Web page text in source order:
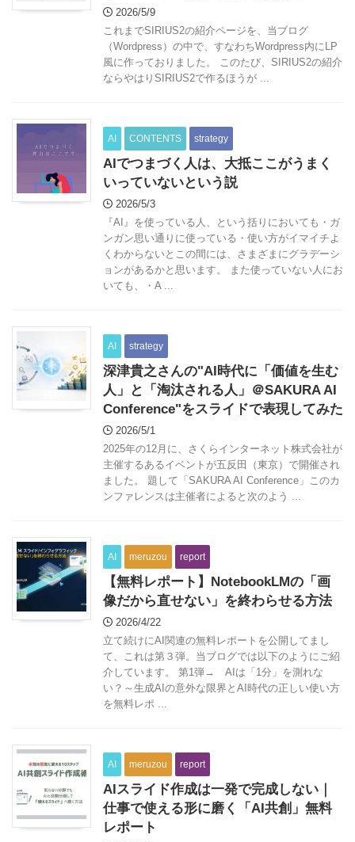
2026/5/9
これまでSIRIUS2の紹介ページを、当ブログ
（Wordpress）の中で、すなわちWordpress内にLP
風に作っておりました。 このたび、SIRIUS2の紹介
ならやはりSIRIUS2で作るほうが ...
AI CONTENTS strategy
AIでつまづく人は、大抵ここがうまく
いっていないという説
2026/5/3
『AI』を使っている人、という括りにおいても・ガ
ンガン思い通りに使っている・使い方がイマイチよ
くわからないとこの間には、さまざまにグラデーシ
ョンがあるかと思います。 また使っていない人にお
いても、・A ...
AI strategy
深津貴之さんの"AI時代に「価値を生む
人」と「淘汰される人」＠SAKURA AI
Conference"をスライドで表現してみた
2026/5/1
2025年の12月に、さくらインターネット株式会社が
主催するあるイベントが五反田（東京）で開催され
ました。 題して「SAKURA AI Conference」このカ
ンファレンスは主催者によると次のよう ...
AI meruzou report
【無料レポート】NotebookLMの「画
像だから直せない」を終わらせる方法
2026/4/22
立て続けにAI関連の無料レポートを公開してまし
て、これは第３弾。当ブログでは以下のようにご紹
介しています。 第1弾→ AIは「1分」を測れな
い？～生成AIの意外な限界とAI時代の正しい使い方
を無料レポ ...
AI meruzou report
AIスライド作成は一発で完成しない｜
仕事で使える形に磨く「AI共創」無料
レポート